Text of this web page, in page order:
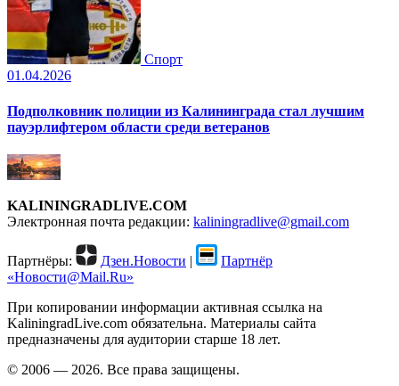
Спорт
01.04.2026
Подполковник полиции из Калининграда стал лучшим
пауэрлифтером области среди ветеранов
KALININGRADLIVE.COM
Электронная почта редакции: kaliningradlive@gmail.com
Партнёры: Дзен.Новости |
Партнёр
«Новости@Mail.Ru»
При копировании информации активная ссылка на
KaliningradLive.com обязательна. Материалы сайта
предназначены для аудитории старше 18 лет.
© 2006 — 2026. Все права защищены.